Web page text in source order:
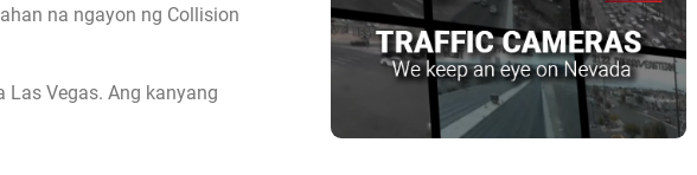
na ngayon ng Collision
Vegas. Ang kanyang